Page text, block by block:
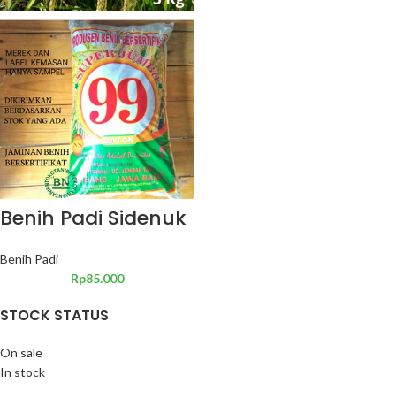
STOCK STATUS
On sale
In stock
Benih Padi Sidenuk
Benih Padi
Rp85.000